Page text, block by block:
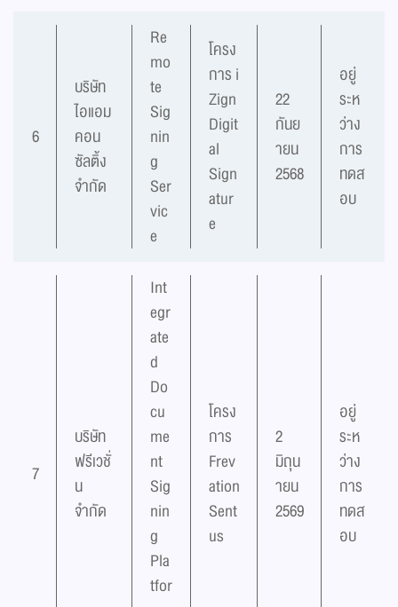
6
บริษัท
ไอแอม
คอน
ซัลติ้ง
จำกัด
Re
mo
te
Sig
nin
g
Ser
vic
e
โครง
การ i
Zign
Digit
al
Sign
atur
e
22
กันย
ายน
2568
อยู่
ระห
ว่าง
การ
ทดส
อบ
7
บริษัท
ฟรีเวชั่
น
จำกัด
Int
egr
ate
d
Do
cu
me
nt
Sig
nin
g
Pla
tfor
โครง
การ
Frev
ation
Sent
us
2
มิถุน
ายน
2569
อยู่
ระห
ว่าง
การ
ทดส
อบ